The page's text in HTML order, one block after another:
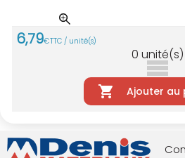
6,79€TTC / unité(s)
0 unité(s)
Ajouter au